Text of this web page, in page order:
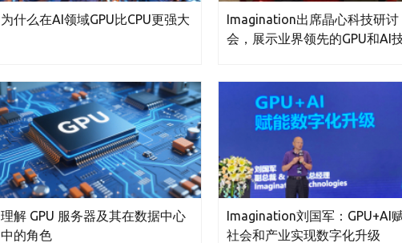
为什么在AI领域GPU比CPU更强大
Imagination出席晶心科技研讨
会，展示业界领先的GPU和AI
理解 GPU 服务器及其在数据中心
中的角色
Imagination刘国军：GPU+AI
社会和产业实现数字化升级